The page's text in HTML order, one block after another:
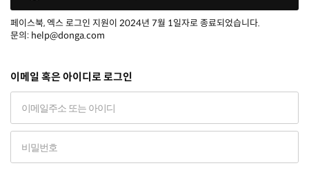
페이스북, 엑스 로그인 지원이 2024년 7월 1일자로 종료되었습니다.
문의: help@donga.com
이메일 혹은 아이디로 로그인